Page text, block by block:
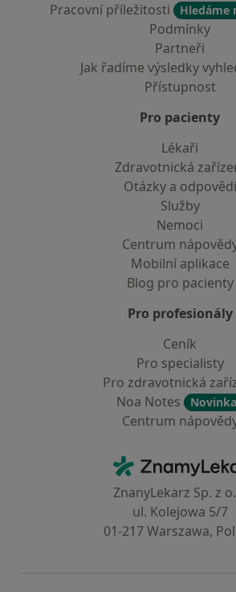
Pracovní příležitosti
Hledáme
Podmínky
Partneři
Jak řadíme výsledky
Přístupnost
Pro pacienty
Lékaři
Zdravotnická
Otázky a odpovědi
Služby
Nemoci
Centrum
Mobilní aplikace
Blog pro pacienty
Pro profesionály
Ceník
Pro specialisty
Pro zdravotnická
Noa Notes
Novinka
Centrum
ZnanyLekarz Sp. z
ul. Kolejowa 5/7
01-217 Warszawa,